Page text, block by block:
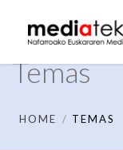
Temas
HOME TEMAS